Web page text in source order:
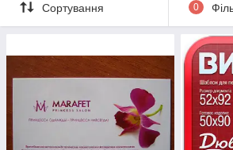
Сортування 0